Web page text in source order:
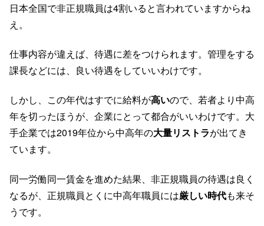
日本全国で非正規職員は4割いると言われていますからね
え。
仕事内容が違えば、待遇に差をつけられます。管理をする
課長などには、良い待遇をしていいわけです。
しかし、この年代はすでに給料が高いので、若者より中高
年を切ったほうが、企業にとって都合がいいわけです。大
手企業では2019年位から中高年の大量リストラが出てき
ています。
同一労働同一賃金を進めた結果、非正規職員の待遇は良く
なるが、正規職員とくに中高年職員には厳しい時代も来そ
うです。